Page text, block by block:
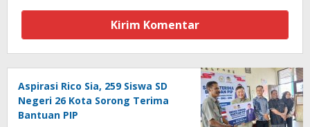
Aspirasi Rico Sia, 259 Siswa SD
Negeri 26 Kota Sorong Terima
Bantuan PIP